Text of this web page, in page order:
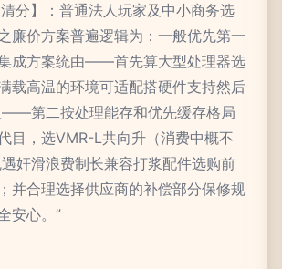
清分】：普通法人玩家及中小商务选
廉价方案普遍逻辑为：一般优先第一
成方案统由——首先算大型处理器选
载高温的环境可适配搭硬件支持然后
第二按处理能存和优先缓存格局
目，选VMR-L共向升（消费中概不
奸滑浪费制长兼容打浆配件选购前
并合理选择供应商的补偿部分保修规
安心。”